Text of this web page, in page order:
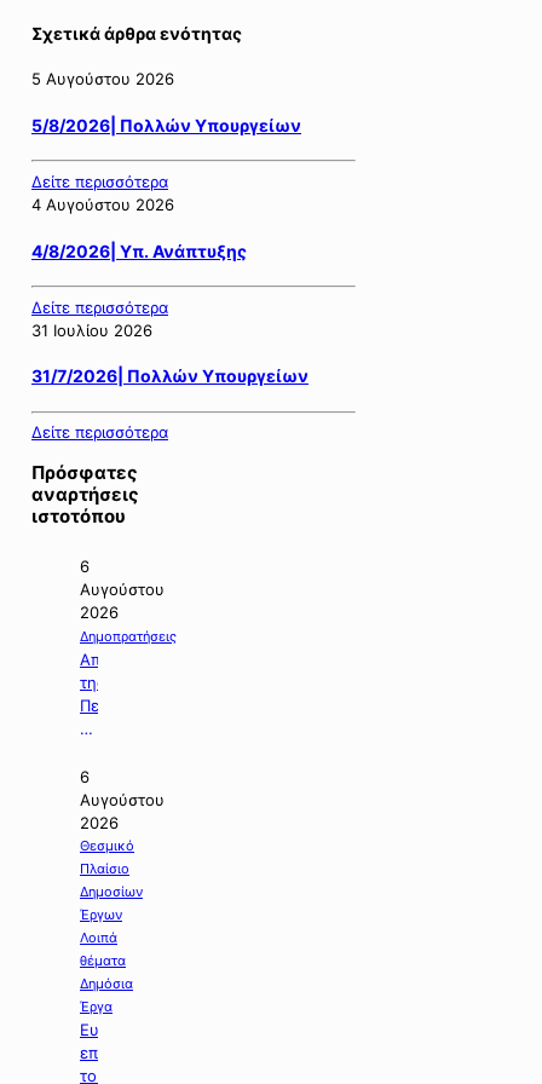
Σχετικά άρθρα ενότητας
5 Αυγούστου 2026
5/8/2026| Πολλών Υπουργείων
Δείτε περισσότερα
4 Αυγούστου 2026
4/8/2026| Υπ. Ανάπτυξης
Δείτε περισσότερα
31 Ιουλίου 2026
31/7/2026| Πολλών Υπουργείων
Δείτε περισσότερα
Πρόσφατες
αναρτήσεις
ιστοτόπου
6
Αυγούστου
2026
Δημοπρατήσεις
Απόφαση
της
Περιφέρειας
Κεντρικής
με
την
οποία
ματαιώνεται
δημοπρασία
έργου.
6
Αυγούστου
2026
Θεσμικό
Πλαίσιο
Δημοσίων
Έργων
Λοιπά
θέματα
Δημόσια
Έργα
Ευχαριστήριος
επιστολή
του